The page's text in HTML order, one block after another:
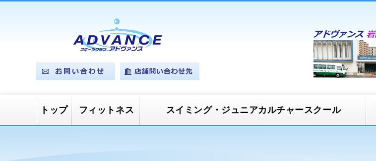
トップ フィットネス スイミング・ジュニアカルチャースクール